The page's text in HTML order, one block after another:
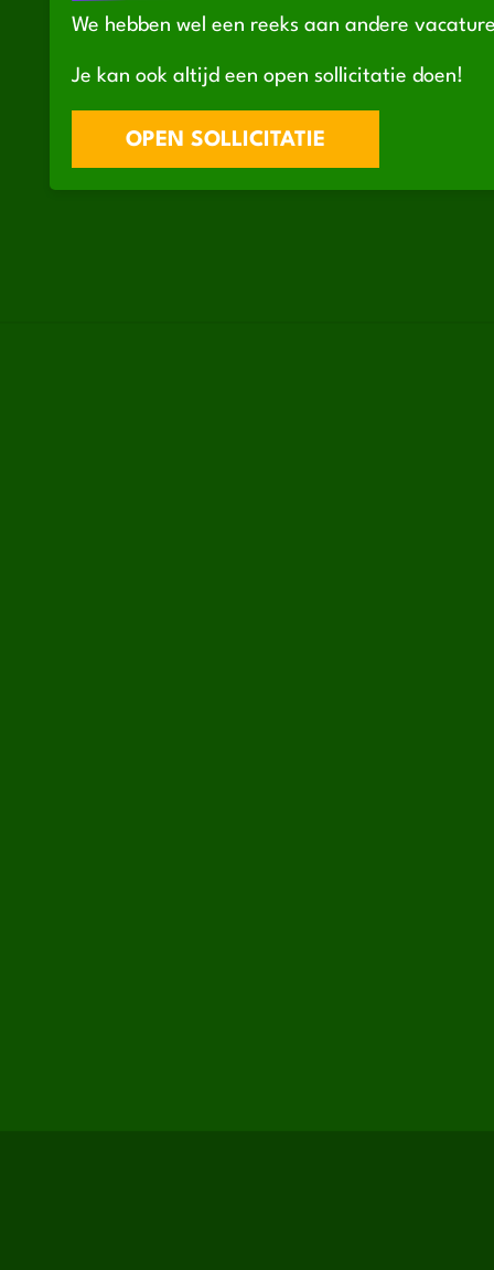
We hebben wel een reeks aan andere
Je kan ook altijd een open sollicitatie doen!
OPEN SOLLICITATIE